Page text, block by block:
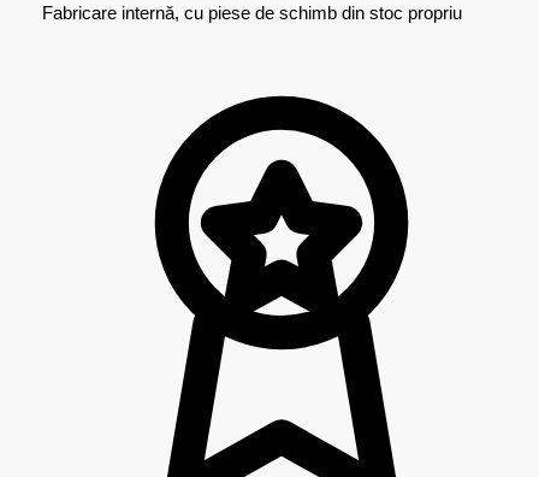
Fabricare internă, cu piese de schimb din stoc propriu